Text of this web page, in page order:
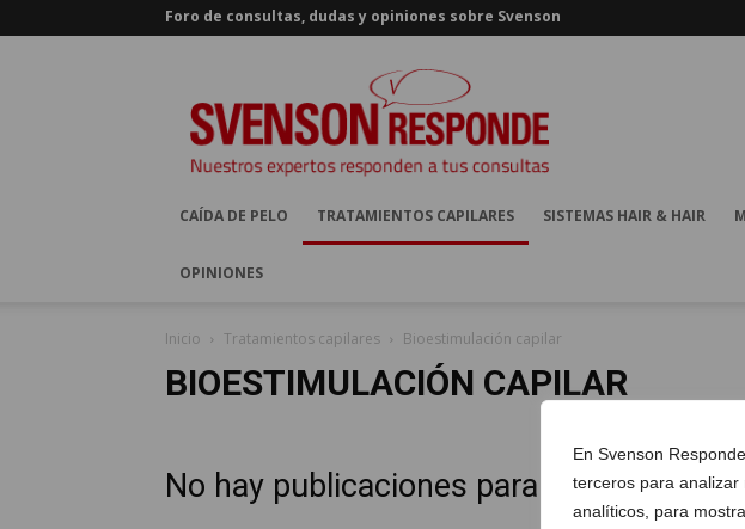
En Svenson
terceros para analizar
analíticos, para
Foro de consultas, dudas y opiniones sobre Svenson
responde
CAÍDA DE PELO TRATAMIENTOS CAPILARES SISTEMAS HAIR & HAIR
OPINIONES
Inicio Tratamientos capilares Bioestimulación capilar
BIOESTIMULACIÓN CAPILAR
No hay publicaciones para mostrar